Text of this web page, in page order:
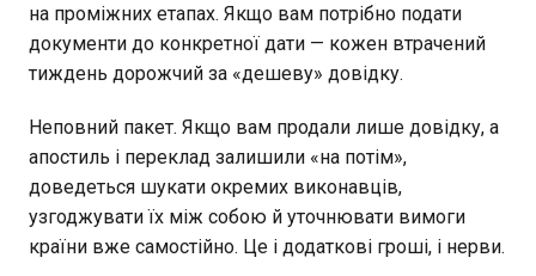
на проміжних етапах. Якщо вам потрібно подати
документи до конкретної дати — кожен втрачений
тиждень дорожчий за «дешеву» довідку.
Неповний пакет. Якщо вам продали лише довідку, а
апостиль і переклад залишили «на потім»,
доведеться шукати окремих виконавців,
узгоджувати їх між собою й уточнювати вимоги
країни вже самостійно. Це і додаткові гроші, і нерви.